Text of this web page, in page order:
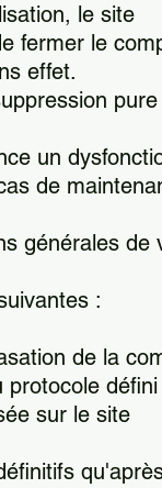
le site
fermer le
effet.
un
de
générales de
:
de la
sur le site